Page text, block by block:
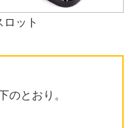
ット
のとおり。